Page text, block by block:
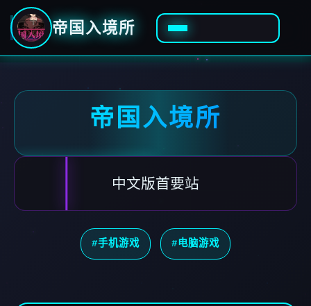
帝国入境所
帝国入境所
中文版首要站
#手机游戏 #电脑游戏